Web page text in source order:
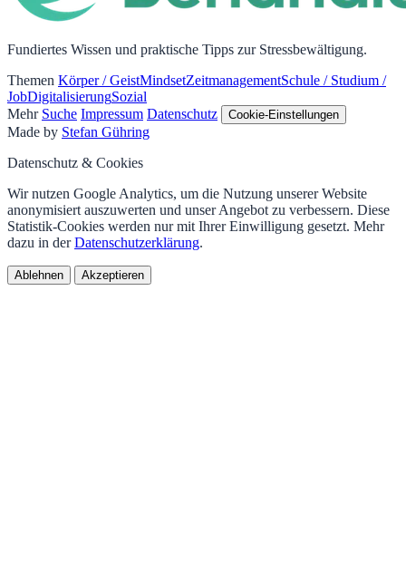
Fundiertes Wissen und praktische Tipps zur Stressbewältigung.
Themen Körper / GeistMindsetZeitmanagementSchule / Studium /
JobDigitalisierungSozial
Mehr Suche Impressum Datenschutz Cookie-Einstellungen
Made by Stefan Gühring
Datenschutz & Cookies
Wir nutzen Google Analytics, um die Nutzung unserer Website
anonymisiert auszuwerten und unser Angebot zu verbessern. Diese
Statistik-Cookies werden nur mit Ihrer Einwilligung gesetzt. Mehr
dazu in derDatenschutzerklärung.
Ablehnen Akzeptieren